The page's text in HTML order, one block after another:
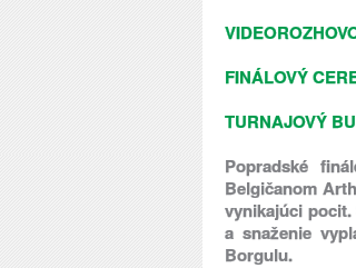
FINÁLOVÝ
TURNAJOVÝ
Popradské
Belgičanom
vynikajúci pocit.
a snaženie
Borgulu.